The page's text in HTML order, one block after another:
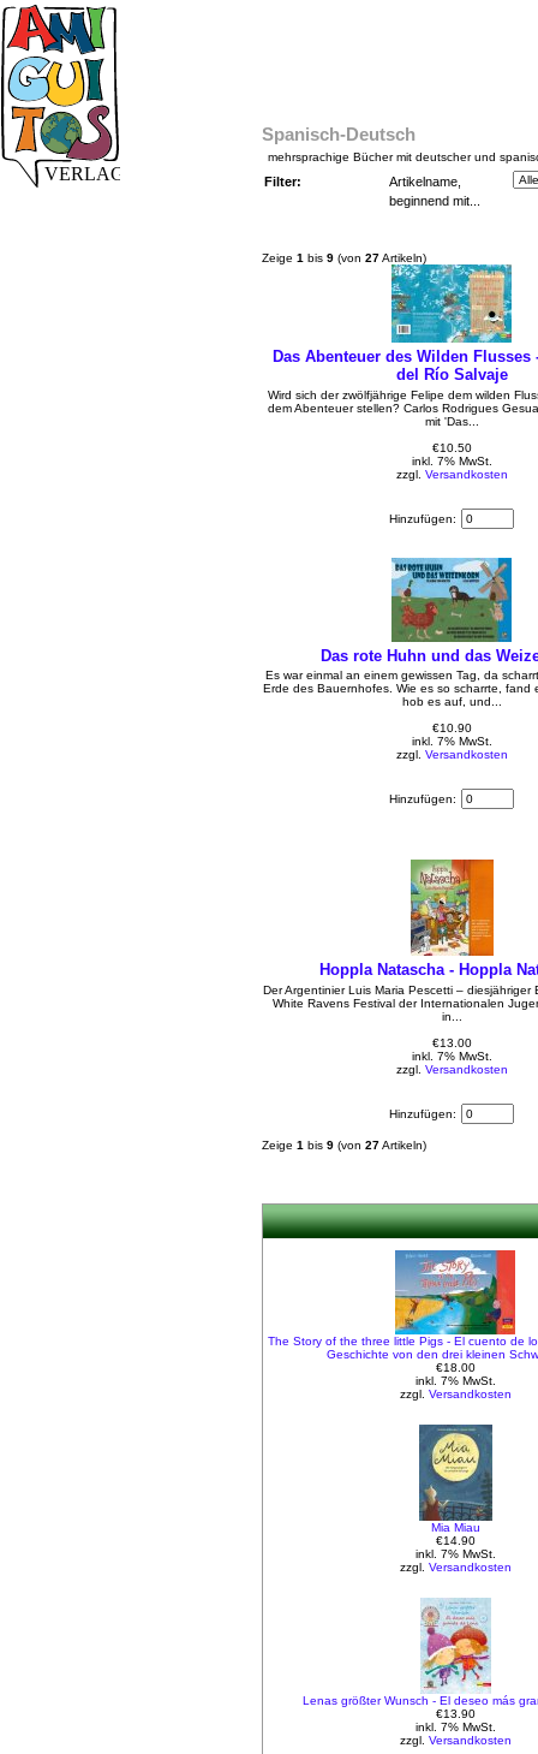
Spanisch-Deutsch
mehrsprachige Bücher mit deutscher und
Filter:
Artikelname,
beginnend mit...
Zeige 1 bis 9 (von 27Artikeln)
Das Abenteuer des Wilden Flusses
del Río Salvaje
Wird sich der zwölfjährige Felipe dem wilden
dem Abenteuer stellen? Carlos Rodrigues
mit 'Das...
€10.50
inkl. 7% MwSt.
zzgl. Versandkosten
Hinzufügen:
Das rote Huhn und das
Es war einmal an einem gewissen Tag, da
Erde des Bauernhofes. Wie es so scharrte, fand
hob es auf, und...
€10.90
inkl. 7% MwSt.
zzgl. Versandkosten
Hinzufügen:
Hoppla Natascha - Hoppla
Der Argentinier Luis Maria Pescetti – diesjähriger
White Ravens Festival der Internationalen
in...
€13.00
inkl. 7% MwSt.
zzgl. Versandkosten
Hinzufügen:
Zeige 1 bis 9 (von 27Artikeln)
The Story of the three little Pigs - El cuento de
Geschichte von den drei kleinen
€18.00
inkl. 7% MwSt.
zzgl. Versandkosten
Mia Miau
€14.90
inkl. 7% MwSt.
zzgl. Versandkosten
Lenas größter Wunsch - El deseo más
€13.90
inkl. 7% MwSt.
zzgl. Versandkosten